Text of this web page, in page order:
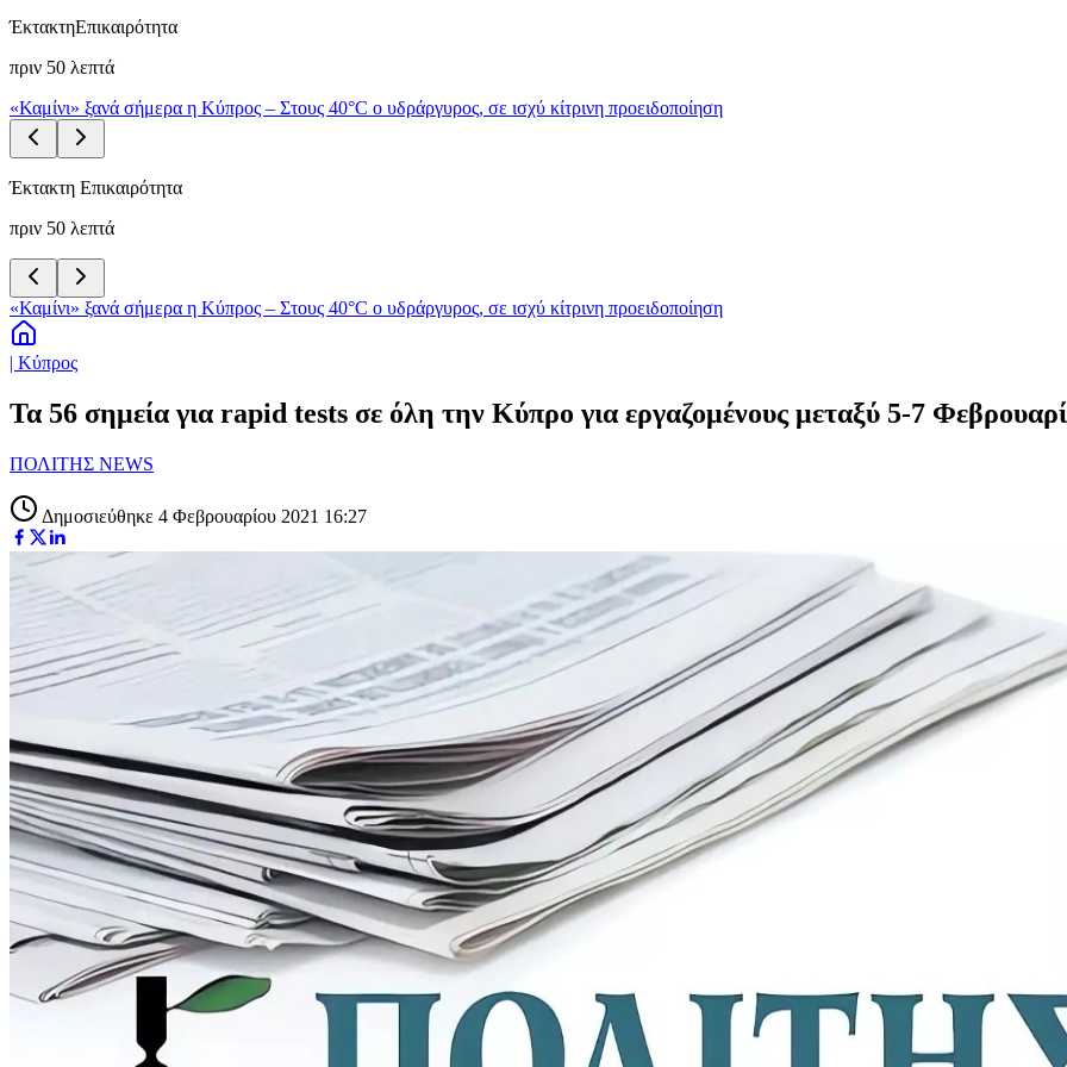
ΈκτακτηΕπικαιρότητα
πριν 50 λεπτά
«Καμίνι» ξανά σήμερα η Κύπρος – Στους 40°C ο υδράργυρος, σε ισχύ κίτρινη προειδοποίηση
Έκτακτη Επικαιρότητα
πριν 50 λεπτά
«Καμίνι» ξανά σήμερα η Κύπρος – Στους 40°C ο υδράργυρος, σε ισχύ κίτρινη προειδοποίηση
| Κύπρος
Τα 56 σημεία για rapid tests σε όλη την Κύπρο για εργαζομένους μεταξύ 5-7
ΠΟΛΙΤΗΣ NEWS
Δημοσιεύθηκε 4 Φεβρουαρίου 2021 16:27